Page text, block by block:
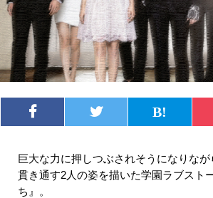
巨大な力に押しつぶされそうになりな
貫き通す2人の姿を描いた学園ラブスト
ち』。